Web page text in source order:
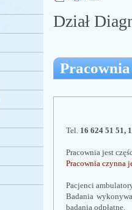
Dział
Tel. 16 624 51 51,
Pracownia jest
Pracownia czynna
Pacjenci
Badania
badania odpłatne.